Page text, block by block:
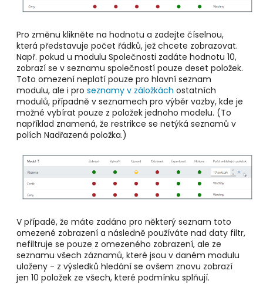
Pro změnu klikněte na hodnotu a zadejte číselnou,
která představuje počet řádků, jež chcete zobrazovat.
Např. pokud u modulu Společnosti zadáte hodnotu 10,
zobrazí se v seznamu společností pouze deset položek.
Toto omezení neplatí pouze pro hlavní seznam
modulu, ale i pro seznamy v záložkách ostatních
modulů, případně v seznamech pro výběr vazby, kde je
možné vybírat pouze z položek jednoho modelu. (To
například znamená, že restrikce se netýká seznamů v
polích Nadřazená položka.)
V případě, že máte zadáno pro některý seznam toto
omezené zobrazení a následně používáte nad daty filtr,
nefiltruje se pouze z omezeného zobrazení, ale ze
seznamu všech záznamů, které jsou v daném modulu
uloženy - z výsledků hledání se ovšem znovu zobrazí
jen 10 položek ze všech, které podmínku splňují.